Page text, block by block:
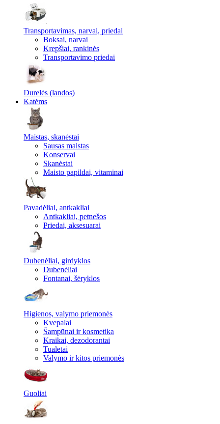
Transportavimas, narvai, priedai
Boksai, narvai
Krepšiai, rankinės
Transportavimo priedai
Durelės (landos)
Katėms
Maistas, skanėstai
Sausas maistas
Konservai
Skanėstai
Maisto papildai, vitaminai
Pavadėliai, antkakliai
Antkakliai, petnešos
Priedai, aksesuarai
Dubenėliai, girdyklos
Dubenėliai
Fontanai, šėryklos
Higienos, valymo priemonės
Kvepalai
Šampūnai ir kosmetika
Kraikai, dezodorantai
Tualetai
Valymo ir kitos priemonės
Guoliai